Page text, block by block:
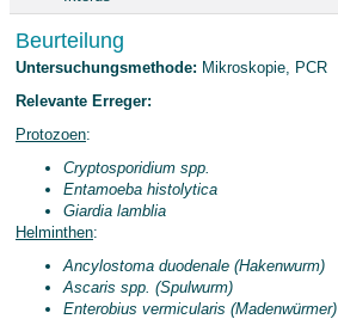
Beurteilung
Untersuchungsmethode: Mikroskopie, PCR
Relevante Erreger:
Protozoen:
Cryptosporidium spp.
Entamoeba histolytica
Giardia lamblia
Helminthen:
Ancylostoma duodenale (Hakenwurm)
Ascaris spp. (Spulwurm)
Enterobius vermicularis (Madenwürmer)